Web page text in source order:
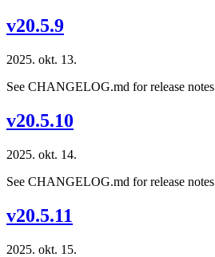
v20.5.9
2025. okt. 13.
See CHANGELOG.md for release notes
v20.5.10
2025. okt. 14.
See CHANGELOG.md for release notes
v20.5.11
2025. okt. 15.